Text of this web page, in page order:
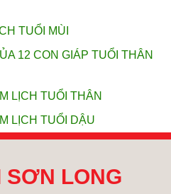
TUỔI MÙI
12 CON GIÁP TUỔI THÂN
LỊCH TUỔI THÂN
LỊCH TUỔI DẬU
SƠN LONG